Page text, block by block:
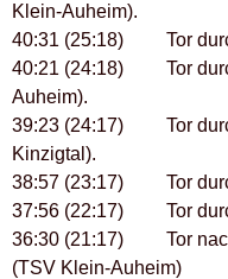
Klein-Auheim).
40:31 (25:18) Tor
40:21 (24:18) Tor
Auheim).
39:23 (24:17) Tor
Kinzigtal).
38:57 (23:17) Tor
37:56 (22:17) Tor
36:30 (21:17) Tor nach
(TSV Klein-Auheim)